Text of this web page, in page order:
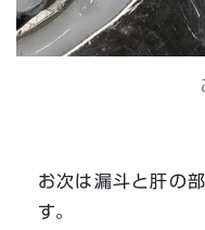
お次は漏斗と肝の
す。